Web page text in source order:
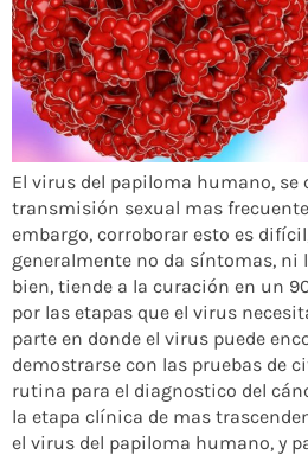
El virus del papiloma humano,
transmisión sexual mas
embargo, corroborar esto es
generalmente no da síntomas, ni
bien, tiende a la curación en un
por las etapas que el virus
parte en donde el virus puede
demostrarse con las pruebas de
rutina para el diagnostico del
la etapa clínica de mas
el virus del papiloma humano, y